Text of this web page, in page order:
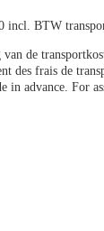
BTW
de
des frais de
in advance. For